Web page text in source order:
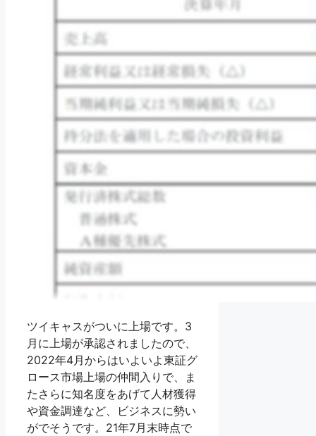
ツイキャスがついに上場です。3
月に上場が承認されましたので、
2022年4月からはいよいよ東証グ
ロース市場上場の仲間入りで、ま
たさらに知名度をあげて人材獲得
や資金調達など、ビジネスに勢い
がでそうです。21年7月末時点で